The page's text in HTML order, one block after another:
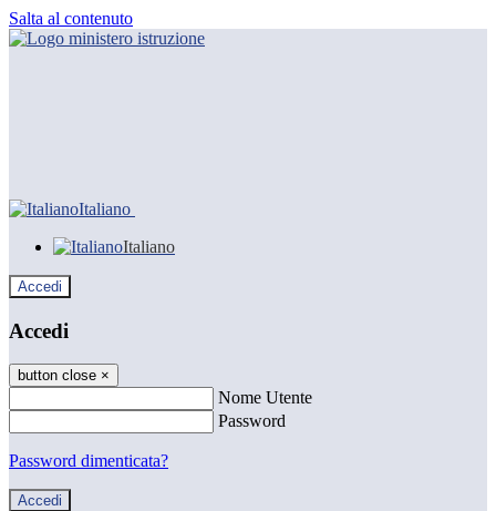
Salta al contenuto
Italiano
Italiano
Accedi
Accedi
button close ×
Nome Utente
Password
Password dimenticata?